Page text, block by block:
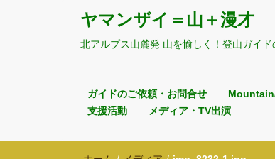
ヤマンザイ＝山＋漫才
北アルプス山麓発 山を愉しく！登山ガイド
ガイドのご依頼・お問合せ
支援活動
メディア・TV出演